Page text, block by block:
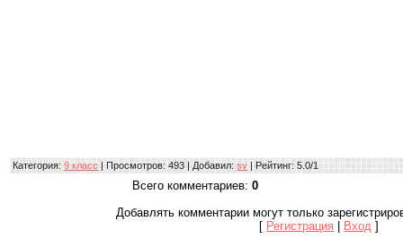
Категория: 9 класс | Просмотров: 493 | Добавил: sv | Рейтинг: 5.0/1
Всего комментариев: 0
Добавлять комментарии могут только
[ Регистрация Вход ]